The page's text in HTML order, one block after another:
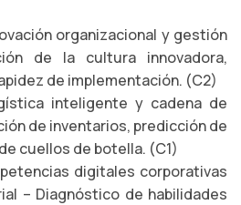
organizacional y gestión
de la cultura innovadora,
de implementación. (C2)
inteligente y cadena de
de inventarios, predicción de
cuellos de botella. (C1)
digitales corporativas
– Diagnóstico de habilidades